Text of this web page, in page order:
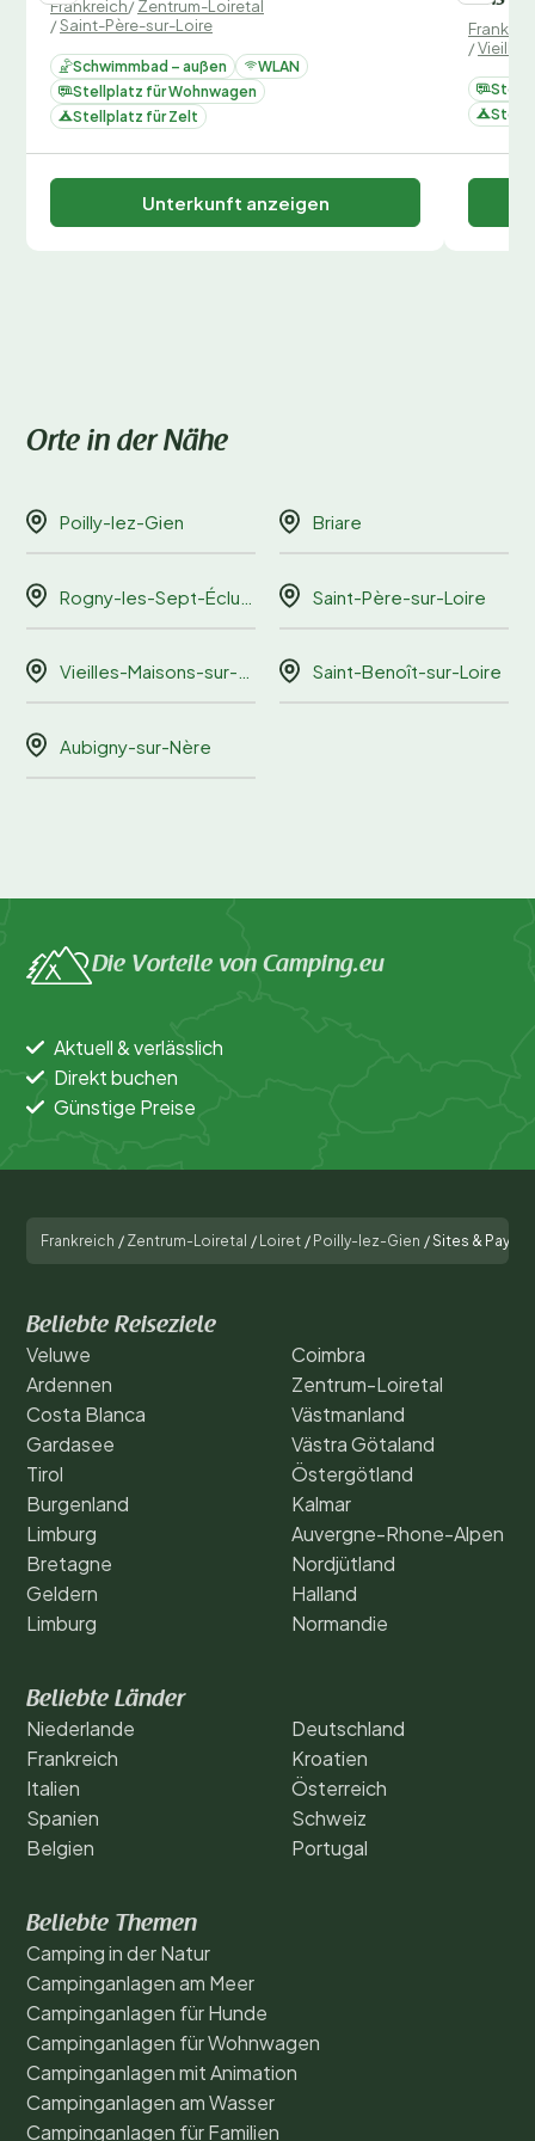
Frankreich/Zentrum-Loiretal
/Saint-Père-sur-Loire
Schwimmbad – außen
WLAN
Stellplatz für Wohnwagen
Stellplatz für Zelt
Unterkunft anzeigen
/
Orte in der Nähe
Poilly-lez-Gien Briare
Rogny-les-Sept-Écluses Saint-Père-sur-Loire
Vieilles-Maisons-sur-Joudry Saint-Benoît-sur-Loire
Aubigny-sur-Nère
Die Vorteile von Camping.eu
Aktuell & verlässlich
Direkt buchen
Günstige Preise
Frankreich / Zentrum-Loiretal / Loiret / Poilly-lez-Gien /Sites &
Beliebte Reiseziele
Veluwe
Ardennen
Costa Blanca
Gardasee
Tirol
Burgenland
Limburg
Bretagne
Geldern
Limburg
Coimbra
Zentrum-Loiretal
Västmanland
Västra Götaland
Östergötland
Kalmar
Auvergne-Rhone-Alpen
Nordjütland
Halland
Normandie
Beliebte Länder
Niederlande
Frankreich
Italien
Spanien
Belgien
Deutschland
Kroatien
Österreich
Schweiz
Portugal
Beliebte Themen
Camping in der Natur
Campinganlagen am Meer
Campinganlagen für Hunde
Campinganlagen für Wohnwagen
Campinganlagen mit Animation
Campinganlagen am Wasser
Campinganlagen für Familien